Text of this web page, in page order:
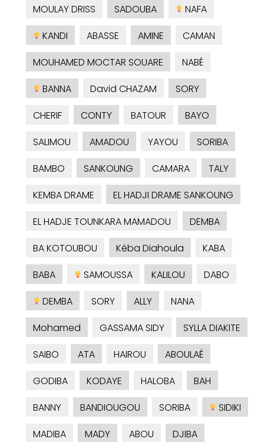
MOULAY DRISS
SADOUBA
NAFA
KANDI
ABASSE AMINE
CAMAN
MOUHAMED MOCTAR SOUARE
NABÉ
BANNA
David CHAZAM
SORY
CHERIF
CONTY BATOUR
BAYO
SALIMOU
AMADOU YAYOU
SORIBA
BAMBO
SANKOUNG CAMARA
TALY
KEMBA DRAME
EL HADJI DRAME SANKOUNG
EL HADJE TOUNKARA MAMADOU
DEMBA
BA KOTOUBOU
Kéba Diahoula
KABA
BABA
SAMOUSSA KALILOU
DABO
DEMBA
SORY ALLY
NANA
Mohamed
GASSAMA SIDY
SYLLA DIAKITE
SAIBO
ATA HAIROU
ABOULAÉ
GODIBA
KODAYE HALOBA
BAH
BANNY
BANDIOUGOU SORIBA
SIDIKI
MADIBA
MADY ABOU DJIBA